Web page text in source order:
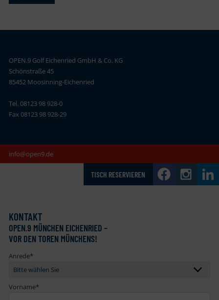
OPEN.9 Golf Eichenried GmbH & Co. KG
Schönstraße 45
85452 Moosinning-Eichenried
Tel. 08123 98 928-0
Fax 08123 98 928-29
info@open9.de
TISCH RESERVIEREN
KONTAKT
OPEN.9 MÜNCHEN EICHENRIED –
VOR DEN TOREN MÜNCHENS!
Anrede*
Vorname*